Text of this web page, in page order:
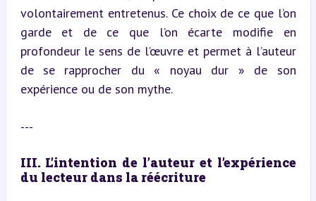
volontairement entretenus. Ce choix de ce que l’on
garde et de ce que l’on écarte modifie en
profondeur le sens de l’œuvre et permet à l’auteur
de se rapprocher du « noyau dur » de son
expérience ou de son mythe.
---
III. L’intention de l’auteur et l’expérience
du lecteur dans la réécriture